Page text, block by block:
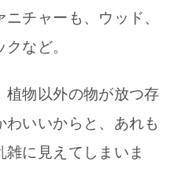
チャーも、ウッド、
など。
植物以外の物が放つ存
いいからと、あれも
雑に見えてしまいま